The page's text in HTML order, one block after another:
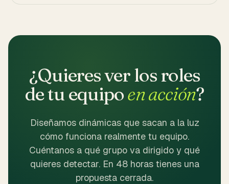
¿Quieres ver los roles
de tu equipoen acción?
Diseñamos dinámicas que sacan a la luz
cómo funciona realmente tu equipo.
Cuéntanos a qué grupo va dirigido y qué
quieres detectar. En 48 horas tienes una
propuesta cerrada.